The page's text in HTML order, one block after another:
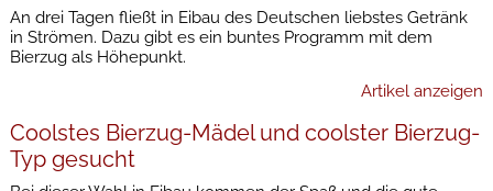
An drei Tagen fließt in Eibau des Deutschen liebstes Getränk
in Strömen. Dazu gibt es ein buntes Programm mit dem
Bierzug als Höhepunkt.
Artikel anzeigen
Coolstes Bierzug-Mädel und coolster Bierzug-
Typ gesucht